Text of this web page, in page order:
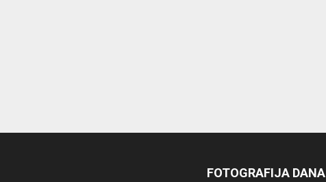
FOTOGRAFIJA DANA